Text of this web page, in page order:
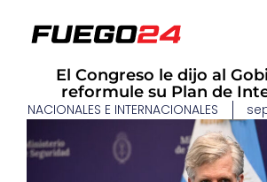
El Congreso le dijo al
reformule su Plan de
NACIONALES E INTERNACIONALES